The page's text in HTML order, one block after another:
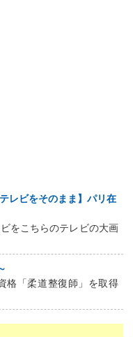
レビをそのまま】パリ在
をこちらのテレビの大画
格「柔道整復師」を取得